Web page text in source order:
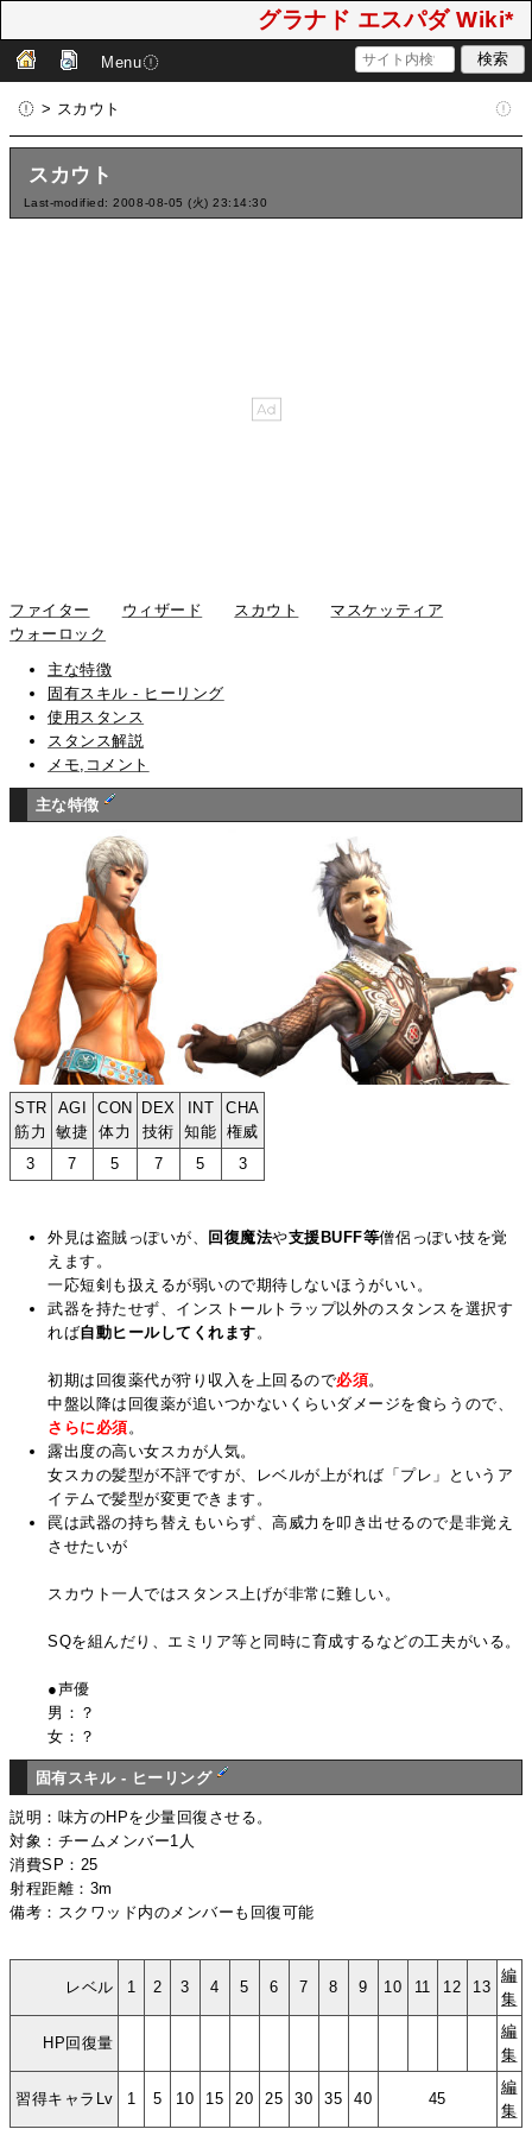
グラナド エスパダ Wiki*
Menu
> スカウト
スカウト
Last-modified: 2008-08-05 (火) 23:14:30
ファイター ウィザード スカウト
マスケッティア
ウォーロック
主な特徴
固有スキル - ヒーリング
使用スタンス
スタンス解説
メモ,コメント
主な特徴
STR
筋力
AGI
敏捷
CON
体力
DEX
技術
INT
知能
CHA
権威
3
7 5 7 5 3
外見は盗賊っぽいが、 回復魔法や支援BUFF等僧侶っぽい技を覚
えます。
一応短剣も扱えるが弱いので期待しないほうがいい。
武器を持たせず、インストールトラップ以外のスタンスを選択す
れば自動ヒールしてくれます。
初期は回復薬代が狩り収入を上回るので必須。
中盤以降は回復薬が追いつかないくらいダメージを食らうので、
さらに必須。
露出度の高い女スカが人気。
女スカの髪型が不評ですが、レベルが上がれば「プレ」というア
イテムで髪型が変更できます。
罠は武器の持ち替えもいらず、高威力を叩き出せるので是非覚え
させたいが
スカウト一人ではスタンス上げが非常に難しい。
SQを組んだり、エミリア等と同時に育成するなどの工夫がいる。
●声優
男：？
女：？
固有スキル - ヒーリング
説明：味方のHPを少量回復させる。
対象：チームメンバー1人
消費SP：25
射程距離：3m
備考：スクワッド内のメンバーも回復可能
レベル 1 2 3 4 5 6 7 8 9 10 11 12 13
編
集
HP回復量
編
集
習得キャラLv 1 5 10 15 20 25 30 35 40 45
編
集